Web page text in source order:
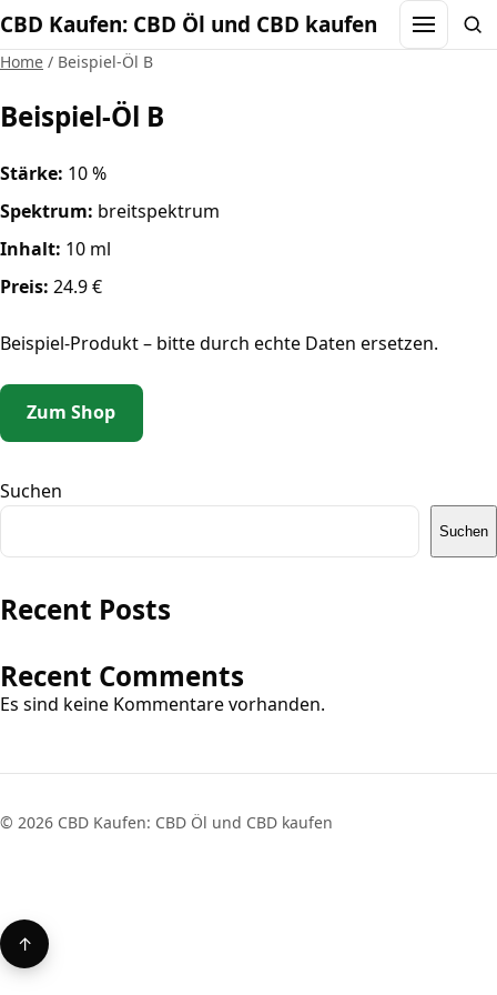
CBD Kaufen: CBD Öl und CBD kaufen Menu
Home / Beispiel-Öl B
Beispiel-Öl B
Stärke: 10 %
Spektrum: breitspektrum
Inhalt: 10 ml
Preis: 24.9 €
Beispiel-Produkt – bitte durch echte Daten ersetzen.
Zum Shop
Suchen
Suchen
Recent Posts
Recent Comments
Es sind keine Kommentare vorhanden.
© 2026 CBD Kaufen: CBD Öl und CBD kaufen
↑Back to top